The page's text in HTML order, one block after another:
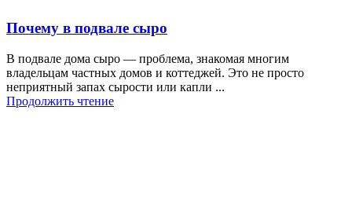
Почему в подвале сыро
В подвале дома сыро — проблема, знакомая многим
владельцам частных домов и коттеджей. Это не просто
неприятный запах сырости или капли ...
Продолжить чтение